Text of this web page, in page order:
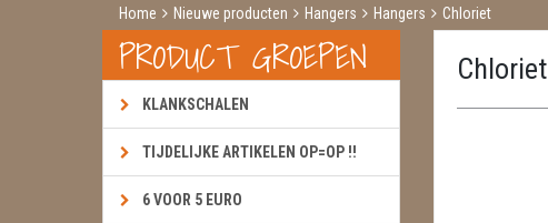
Home Nieuwe producten Hangers Hangers Chloriet
PRODUCT GROEPEN
KLANKSCHALEN
TIJDELIJKE ARTIKELEN OP=OP !!
6 VOOR 5 EURO
Chloriet